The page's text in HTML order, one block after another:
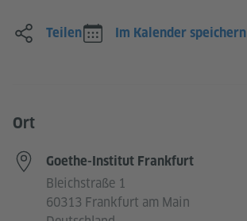
Teilen Im Kalender speichern
Ort
Goethe-Institut Frankfurt
Bleichstraße 1
60313 Frankfurt am Main